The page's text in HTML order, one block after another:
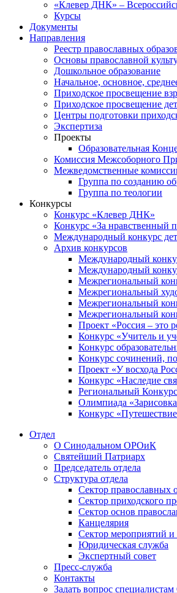
«Клевер ДНК» –
Курсы
Документы
Направления
Реестр православных
Основы православной
Дошкольное образование
Начальное, основное,
Приходское просвещение
Приходское просвещение
Центры подготовки
Экспертиза
Проекты
Образовательная
Комиссия Межсоборного
Межведомственные
Группа по созданию
Группа по теологии
Конкурсы
Конкурс «Клевер ДНК»
Конкурс «За нравственный
Международный конкурс
Архив конкурсов
Международный
Международный
Межрегиональный
Межрегиональный
Межрегиональный
Межрегиональный
Проект «Россия – это
Конкурс «Учитель и
Конкурс
Конкурс сочинений,
Проект «У восхода
Конкурс «Наследие
Региональный
Олимпиада
Конкурс
Отдел
О Синодальном ОРОиК
Святейший Патриарх
Председатель отдела
Структура отдела
Сектор православных
Сектор приходского
Сектор основ
Канцелярия
Сектор мероприятий и
Юридическая служба
Экспертный совет
Пресс-служба
Контакты
Задать вопрос